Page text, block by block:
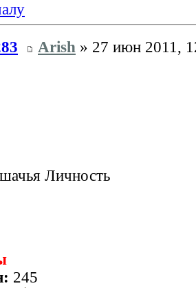
Arish » 27 июн 2011,
Личность
245